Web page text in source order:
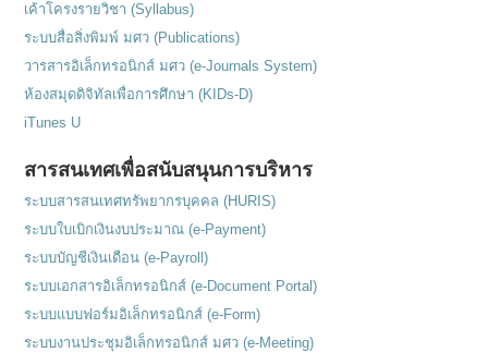
เค้าโครงรายวิชา (Syllabus)
ระบบสื่อสิ่งพิมพ์ มศว (Publications)
วารสารอิเล็กทรอนิกส์ มศว (e-Journals System)
ห้องสมุดดิจิทัลเพื่อการศึกษา (KIDs-D)
iTunes U
สารสนเทศเพื่อสนับสนุนการบริหาร
ระบบสารสนเทศทรัพยากรบุคคล (HURIS)
ระบบใบเบิกเงินงบประมาณ (e-Payment)
ระบบบัญชีเงินเดือน (e-Payroll)
ระบบเอกสารอิเล็กทรอนิกส์ (e-Document Portal)
ระบบแบบฟอร์มอิเล็กทรอนิกส์ (e-Form)
ระบบงานประชุมอิเล็กทรอนิกส์ มศว (e-Meeting)